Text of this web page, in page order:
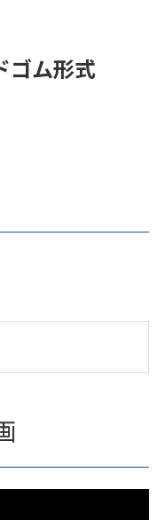
ゴム形式